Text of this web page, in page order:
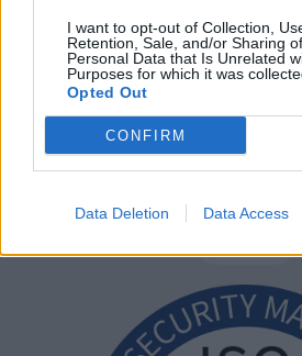
I want to opt-out of Collection,
Retention, Sale, and/or Sharing
Personal Data that Is Unrelated
Purposes for which it was
Opted Out
CONFIRM
Data Deletion Data Access